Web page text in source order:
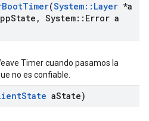
BootTimer(System:: Layer *a
State , System:: Error a
Timer cuando pasamos la
no es confiable.
State aState)